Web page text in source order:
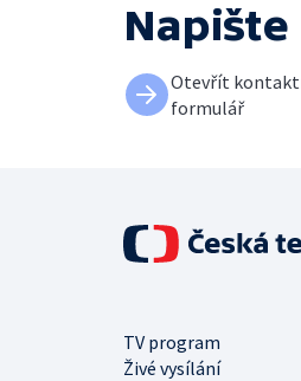
Napište
Otevřít
formulář
TV program
Živé vysílání